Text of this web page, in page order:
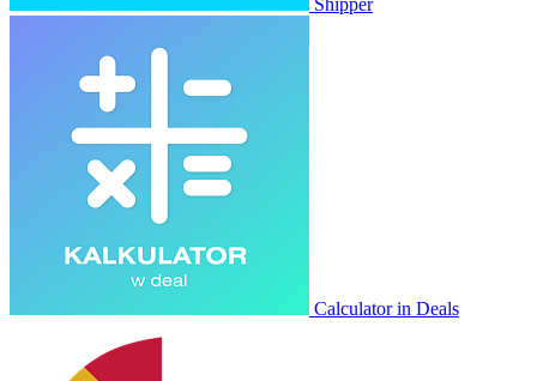
Shipper
Calculator in Deals